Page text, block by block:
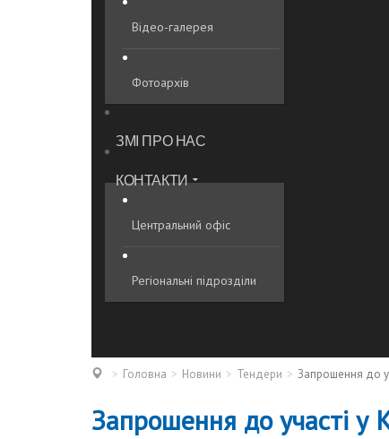
Відео-галерея
Фотоархів
ЗМІ ПРО НАС
КОНТАКТИ
Центральний офіс
Регіональні підрозділи
Головна Новини Тендери Запрошення до
Запрошення до участі у